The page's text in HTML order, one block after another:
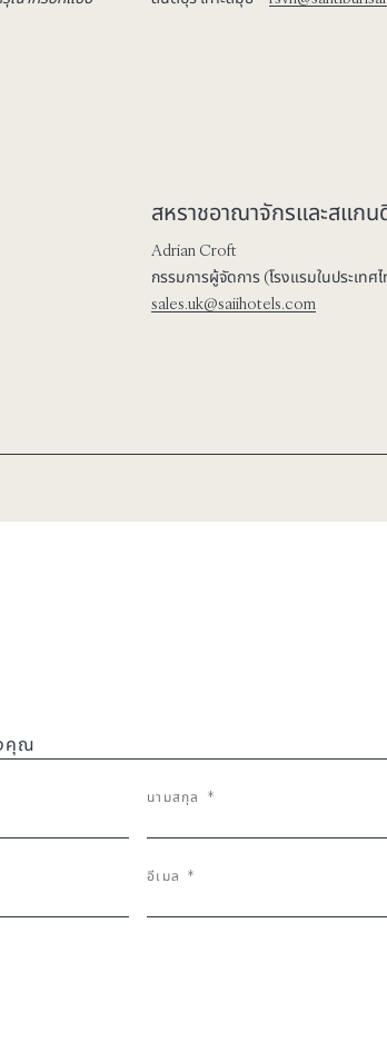
สหราชอาณาจักรและสแกน
Adrian Croft
กรรมการผู้จัดการ (โรงแรมในประเทศ
sales.uk@saiihotels.com
นามสกุล *
อีเมล *